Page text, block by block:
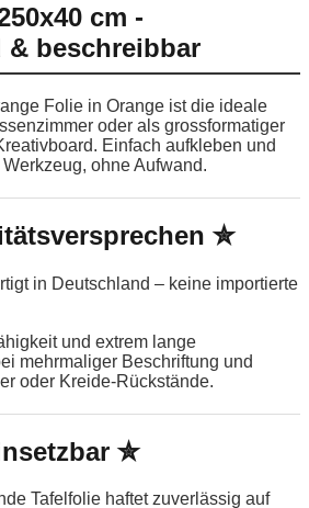
cm -
& beschreibbar
Folie in Orange ist die ideale
oder als grossformatiger
Einfach aufkleben und
ohne Aufwand.
✮
in Deutschland – keine importierte
und extrem lange
mehrmaliger Beschriftung und
oder Kreide-Rückstände.
✮
Tafelfolie haftet zuverlässig auf